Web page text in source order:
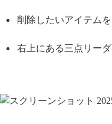
削除したいアイテムを
右上にある三点リー